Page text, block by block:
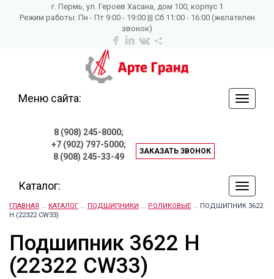
г. Пермь, ул. Героев Хасана, дом 100, корпус 1
Режим работы: Пн - Пт 9:00 - 19:00 ||| Сб 11:00 - 16:00 (желателен
звонок)
Меню сайта:
8 (908) 245-8000;
+7 (902) 797-5000;
8 (908) 245-33-49
ЗАКАЗАТЬ ЗВОНОК
по
Каталог:
ГЛАВНАЯ КАТАЛОГ ПОДШИПНИКИ РОЛИКОВЫЕ ... ПОДШИПНИК 3622
H (22322 CW33)
Подшипник 3622 H
(22322 CW33)